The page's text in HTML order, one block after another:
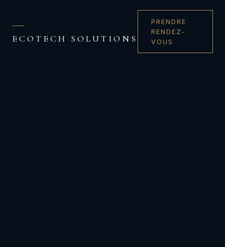
ECOTECH SOLUTIONS
PRENDRE
RENDEZ-
VOUS